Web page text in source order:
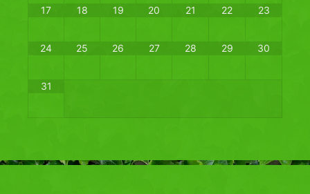
17 18 19 20 21 22 23
24 25 26 27 28 29 30
31